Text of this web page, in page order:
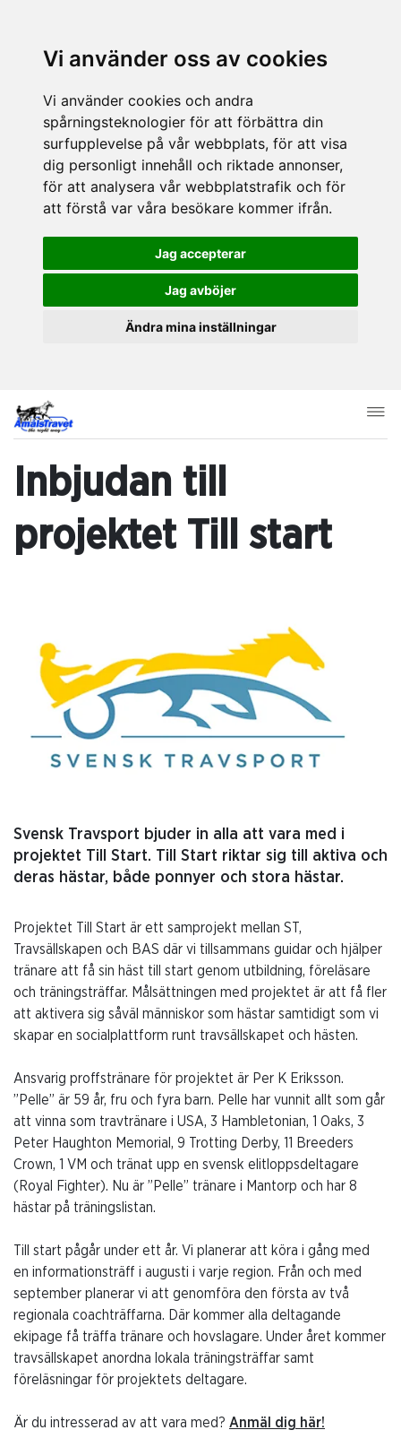
Vi använder oss av cookies
Vi använder cookies och andra
spårningsteknologier för att förbättra din
surfupplevelse på vår webbplats, för att visa
dig personligt innehåll och riktade annonser,
för att analysera vår webbplatstrafik och för
att förstå var våra besökare kommer ifrån.
Jag accepterar
Jag avböjer
Ändra mina inställningar
Inbjudan till
projektet Till start
Svensk Travsport bjuder in alla att vara med i
projektet Till Start. Till Start riktar sig till aktiva och
deras hästar, både ponnyer och stora hästar.
Projektet Till Start är ett samprojekt mellan ST,
Travsällskapen och BAS där vi tillsammans guidar och hjälper
tränare att få sin häst till start genom utbildning, föreläsare
och träningsträffar. Målsättningen med projektet är att få fler
att aktivera sig såväl människor som hästar samtidigt som vi
skapar en socialplattform runt travsällskapet och hästen.
Ansvarig proffstränare för projektet är Per K Eriksson.
”Pelle” är 59 år, fru och fyra barn. Pelle har vunnit allt som går
att vinna som travtränare i USA, 3 Hambletonian, 1 Oaks, 3
Peter Haughton Memorial, 9 Trotting Derby, 11 Breeders
Crown, 1 VM och tränat upp en svensk elitloppsdeltagare
(Royal Fighter). Nu är ”Pelle” tränare i Mantorp och har 8
hästar på träningslistan.
Till start pågår under ett år. Vi planerar att köra i gång med
en informationsträff i augusti i varje region. Från och med
september planerar vi att genomföra den första av två
regionala coachträffarna. Där kommer alla deltagande
ekipage få träffa tränare och hovslagare. Under året kommer
travsällskapet anordna lokala träningsträffar samt
föreläsningar för projektets deltagare.
Är du intresserad av att vara med? Anmäl dig här!